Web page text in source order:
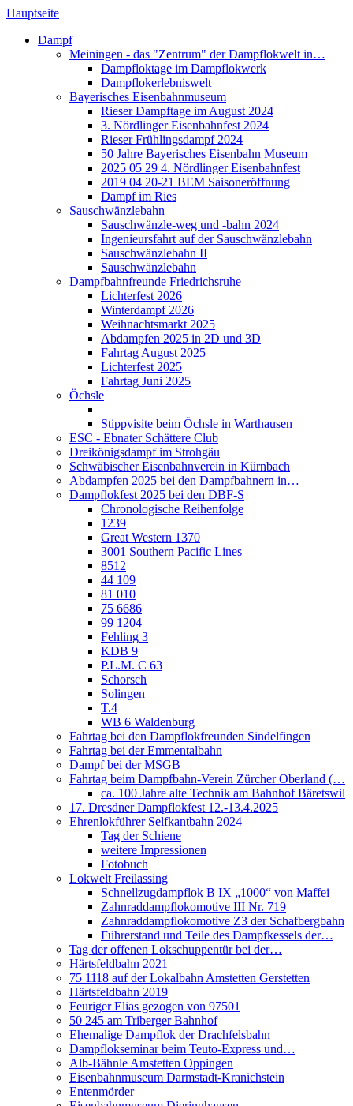
Hauptseite
Dampf
Meiningen - das "Zentrum" der Dampflokwelt in…
Dampfloktage im Dampflokwerk
Dampflokerlebniswelt
Bayerisches Eisenbahnmuseum
Rieser Dampftage im August 2024
3. Nördlinger Eisenbahnfest 2024
Rieser Frühlingsdampf 2024
50 Jahre Bayerisches Eisenbahn Museum
2025 05 29 4. Nördlinger Eisenbahnfest
2019 04 20-21 BEM Saisoneröffnung
Dampf im Ries
Sauschwänzlebahn
Sauschwänzle-weg und -bahn 2024
Ingenieursfahrt auf der Sauschwänzlebahn
Sauschwänzlebahn II
Sauschwänzlebahn
Dampfbahnfreunde Friedrichsruhe
Lichterfest 2026
Winterdampf 2026
Weihnachtsmarkt 2025
Abdampfen 2025 in 2D und 3D
Fahrtag August 2025
Lichterfest 2025
Fahrtag Juni 2025
Öchsle
Stippvisite beim Öchsle in Warthausen
ESC - Ebnater Schättere Club
Dreikönigsdampf im Strohgäu
Schwäbischer Eisenbahnverein in Kürnbach
Abdampfen 2025 bei den Dampfbahnern in…
Dampflokfest 2025 bei den DBF-S
Chronologische Reihenfolge
1239
Great Western 1370
3001 Southern Pacific Lines
8512
44 109
81 010
75 6686
99 1204
Fehling 3
KDB 9
P.L.M. C 63
Schorsch
Solingen
T.4
WB 6 Waldenburg
Fahrtag bei den Dampflokfreunden Sindelfingen
Fahrtag bei der Emmentalbahn
Dampf bei der MSGB
Fahrtag beim Dampfbahn-Verein Zürcher Oberland (…
ca. 100 Jahre alte Technik am Bahnhof Bäretswil
17. Dresdner Dampflokfest 12.-13.4.2025
Ehrenlokführer Selfkantbahn 2024
Tag der Schiene
weitere Impressionen
Fotobuch
Lokwelt Freilassing
Schnellzugdampflok B IX „1000“ von Maffei
Zahnraddampflokomotive III Nr. 719
Zahnraddampflokomotive Z3 der Schafbergbahn
Führerstand und Teile des Dampfkessels der…
Tag der offenen Lokschuppentür bei der…
Härtsfeldbahn 2021
75 1118 auf der Lokalbahn Amstetten Gerstetten
Härtsfeldbahn 2019
Feuriger Elias gezogen von 97501
50 245 am Triberger Bahnhof
Ehemalige Dampflok der Drachfelsbahn
Dampflokseminar beim Teuto-Express und…
Alb-Bähnle Amstetten Oppingen
Eisenbahnmuseum Darmstadt-Kranichstein
Entenmörder